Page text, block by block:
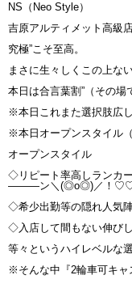
NS（Neo Style）
吉原アルティメット高級
究極”こそ至高。
まさに生々しくこの上な
本日は合言葉割”（その場
※本日これまた選択肢広
※本日オープンスタイル
オープンスタイル
◇リピート率高しラン
―――ン＼(◎o◎)／！
◇希少出勤等の隠れ人
◇入店して間もない伸び
等々というハイレベルな
※そんな中『2輪車可キ